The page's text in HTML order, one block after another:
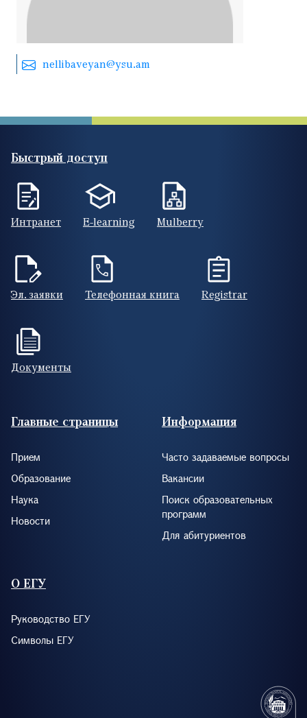
nellibaveyan@ysu.am
Быстрый доступ
Интранет E-learning Mulberry
Эл. заявки Телефонная книга Registrar
Документы
Footer (RUS)
Главные страницы
Прием
Образование
Наука
Новости
Информация
Часто задаваемые вопросы
Вакансии
Поиск образовательных
программ
Для абитуриентов
О ЕГУ
Руководство ЕГУ
Символы ЕГУ